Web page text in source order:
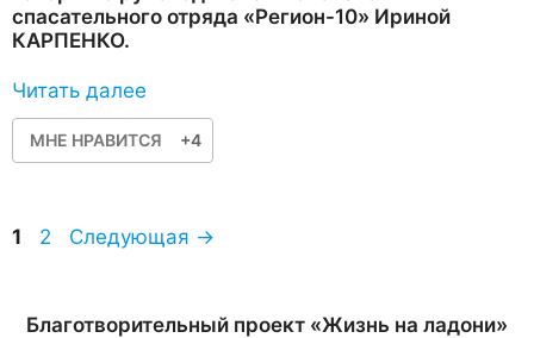
спасательного отряда «Регион-10» Ириной
КАРПЕНКО.
Читать далее
МНЕ НРАВИТСЯ +4
Страница
1 Страница
2 Следующая →
Благотворительный проект «Жизнь на ладони»